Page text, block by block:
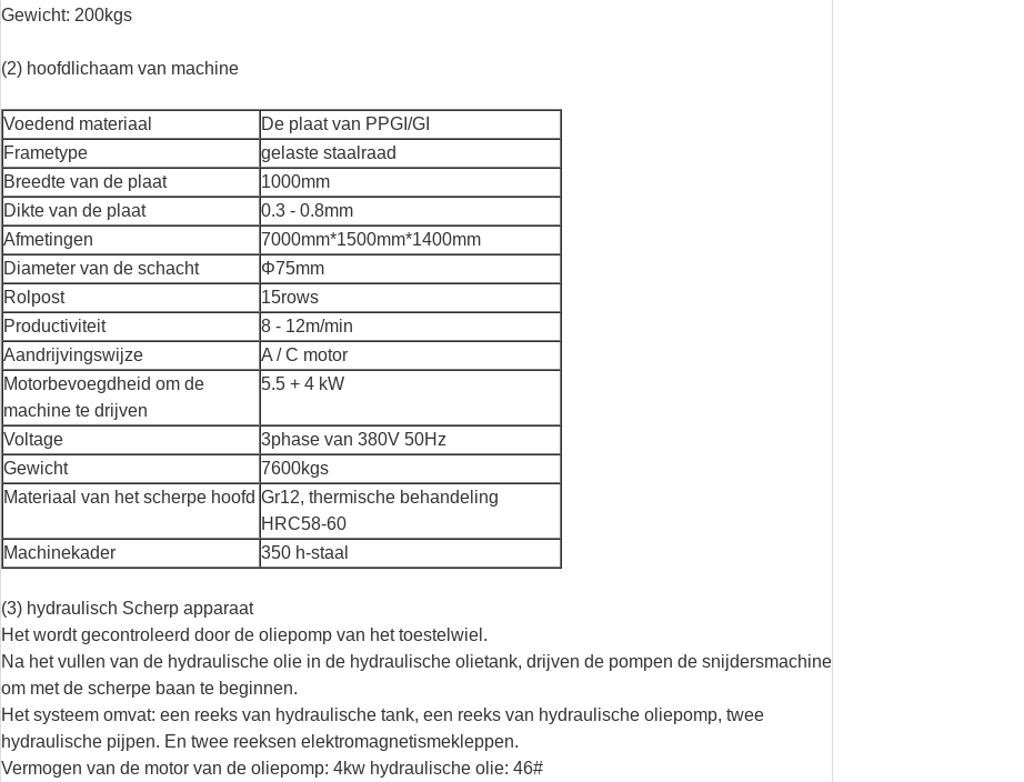
Gewicht: 200kgs
(2) hoofdlichaam van machine
Voedend materiaal
De plaat van PPGI/GI
Frametype
gelaste staalraad
Breedte van de plaat
1000mm
Dikte van de plaat
0.3 - 0.8mm
Afmetingen
7000mm*1500mm*1400mm
Diameter van de schacht
Φ75mm
Rolpost
15rows
Productiviteit
8 - 12m/min
Aandrijvingswijze
A / C motor
Motorbevoegdheid om de
machine te drijven
5.5 + 4 kW
Voltage
3phase van 380V 50Hz
Gewicht
7600kgs
Materiaal van het scherpe hoofd Gr12, thermische behandeling
HRC58-60
Machinekader
350 h-staal
(3) hydraulisch Scherp apparaat
Het wordt gecontroleerd door de oliepomp van het toestelwiel.
Na het vullen van de hydraulische olie in de hydraulische olietank, drijven de pompen de snijdersmachine
om met de scherpe baan te beginnen.
Het systeem omvat: een reeks van hydraulische tank, een reeks van hydraulische oliepomp, twee
hydraulische pijpen. En twee reeksen elektromagnetismekleppen.
Vermogen van de motor van de oliepomp: 4kw hydraulische olie: 46#